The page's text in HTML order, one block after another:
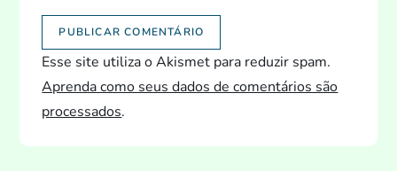
Esse site utiliza o Akismet para reduzir spam.
Aprenda como seus dados de comentários são
processados.